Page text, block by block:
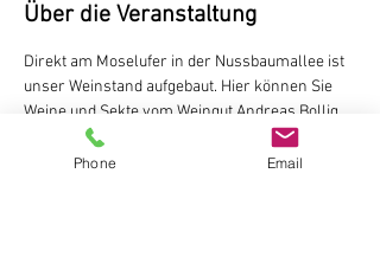
Über die Veranstaltung
Direkt am Moselufer in der Nussbaumallee ist
unser Weinstand aufgebaut. Hier können Sie
Weine und Sekte vom Weingut Andreas Bollig,
Brauneberg probieren
Der Weinstand ist während der
Phone Email